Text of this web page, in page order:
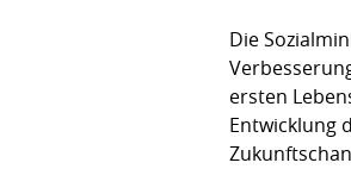
Die
ersten
Entwicklung